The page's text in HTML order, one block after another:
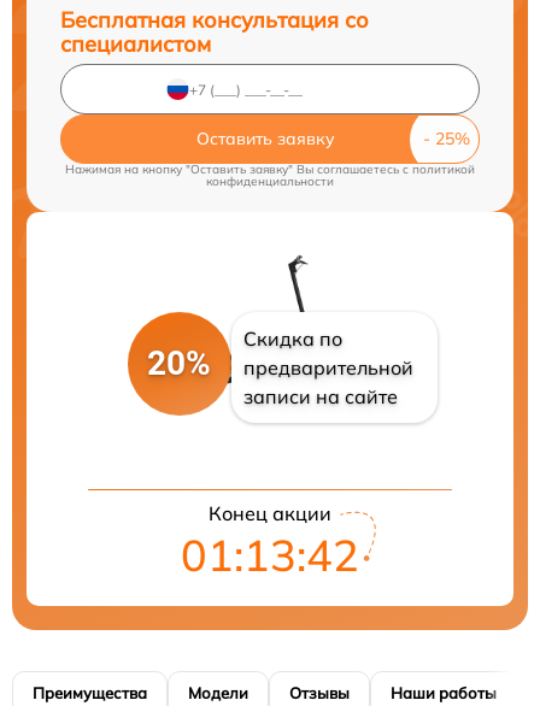
Бесплатная консультация со
специалистом
Оставить заявку
Нажимая на кнопку "Оставить заявку" Вы соглашаетесь c политикой
конфиденциальности
20%
Скидка по
предварительной
записи на сайте
Конец акции
01:13:42
Преимущества Модели Отзывы Наши работы